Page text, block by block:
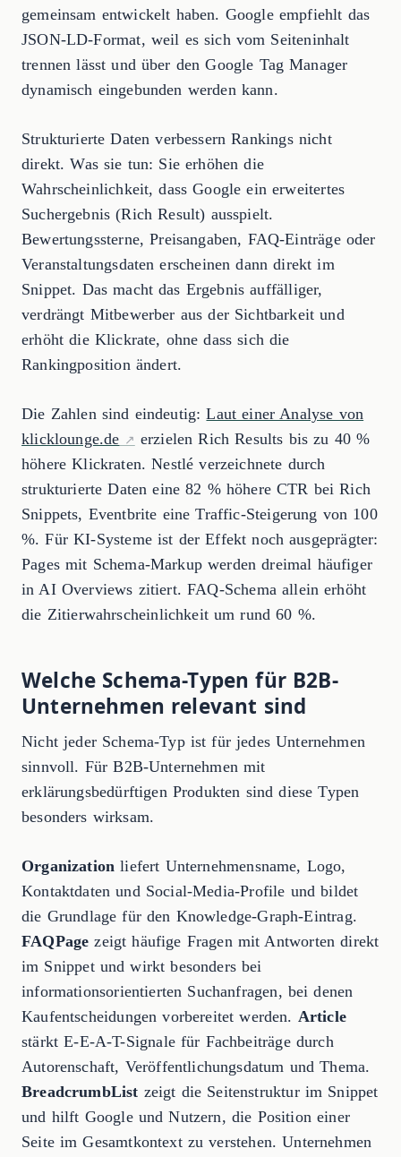
gemeinsam entwickelt haben. Google empfiehlt das
JSON-LD-Format, weil es sich vom Seiteninhalt
trennen lässt und über den Google Tag Manager
dynamisch eingebunden werden kann.
Strukturierte Daten verbessern Rankings nicht
direkt. Was sie tun: Sie erhöhen die
Wahrscheinlichkeit, dass Google ein erweitertes
Suchergebnis (Rich Result) ausspielt.
Bewertungssterne, Preisangaben, FAQ-Einträge oder
Veranstaltungsdaten erscheinen dann direkt im
Snippet. Das macht das Ergebnis auffälliger,
verdrängt Mitbewerber aus der Sichtbarkeit und
erhöht die Klickrate, ohne dass sich die
Rankingposition ändert.
Die Zahlen sind eindeutig:Laut einer Analyse von
klicklounge.de
erzielen Rich Results bis zu 40 %
höhere Klickraten. Nestlé verzeichnete durch
strukturierte Daten eine 82 % höhere CTR bei Rich
Snippets, Eventbrite eine Traffic-Steigerung von 100
%. Für KI-Systeme ist der Effekt noch ausgeprägter:
Pages mit Schema-Markup werden dreimal häufiger
in AI Overviews zitiert. FAQ-Schema allein erhöht
die Zitierwahrscheinlichkeit um rund 60 %.
Welche Schema-Typen für B2B-
Unternehmen relevant sind
Nicht jeder Schema-Typ ist für jedes Unternehmen
sinnvoll. Für B2B-Unternehmen mit
erklärungsbedürftigen Produkten sind diese Typen
besonders wirksam.
Organization liefert Unternehmensname, Logo,
Kontaktdaten und Social-Media-Profile und bildet
die Grundlage für den Knowledge-Graph-Eintrag.
FAQPage zeigt häufige Fragen mit Antworten direkt
im Snippet und wirkt besonders bei
informationsorientierten Suchanfragen, bei denen
Kaufentscheidungen vorbereitet werden. Article
stärkt E-E-A-T-Signale für Fachbeiträge durch
Autorenschaft, Veröffentlichungsdatum und Thema.
BreadcrumbList zeigt die Seitenstruktur im Snippet
und hilft Google und Nutzern, die Position einer
Seite im Gesamtkontext zu verstehen. Unternehmen